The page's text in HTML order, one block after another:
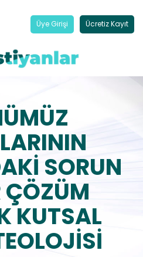
Üye Girişi Ücretiz Kayıt
SORUN
ÇÖZÜM
KUTSAL